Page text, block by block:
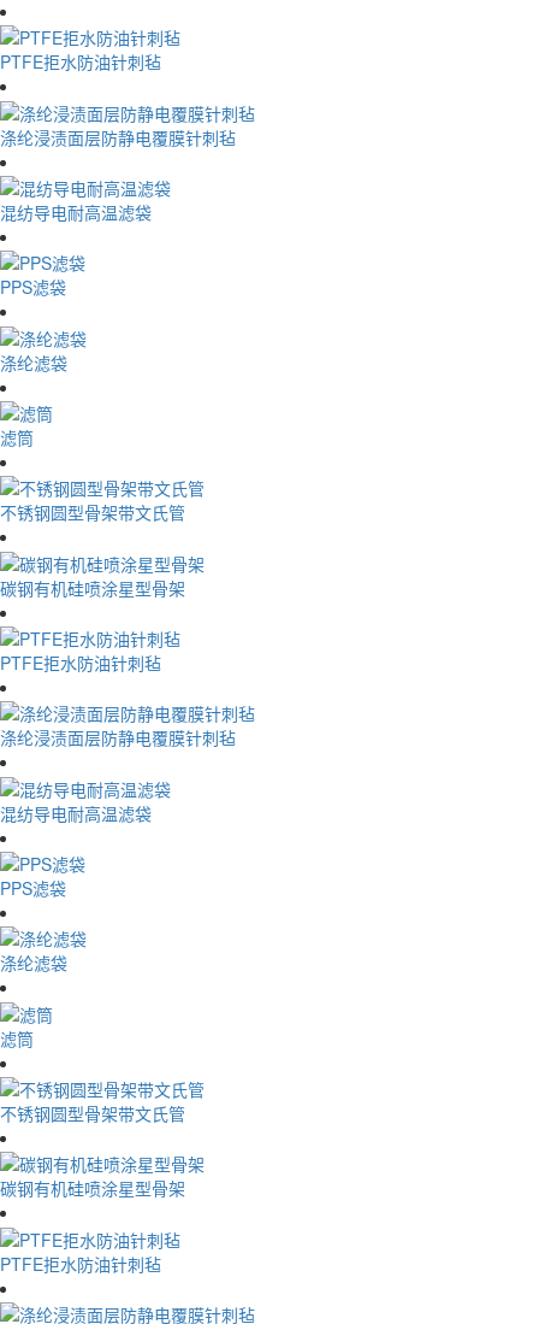
PTFE拒水防油针刺毡
涤纶浸渍面层防静电覆膜针刺毡
混纺导电耐高温滤袋
PPS滤袋
涤纶滤袋
滤筒
不锈钢圆型骨架带文氏管
碳钢有机硅喷涂星型骨架
PTFE拒水防油针刺毡
涤纶浸渍面层防静电覆膜针刺毡
混纺导电耐高温滤袋
PPS滤袋
涤纶滤袋
滤筒
不锈钢圆型骨架带文氏管
碳钢有机硅喷涂星型骨架
PTFE拒水防油针刺毡